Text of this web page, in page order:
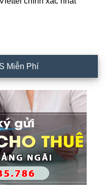
Miễn Phí